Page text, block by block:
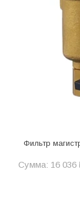
Фильтр
Сумма: 16 036